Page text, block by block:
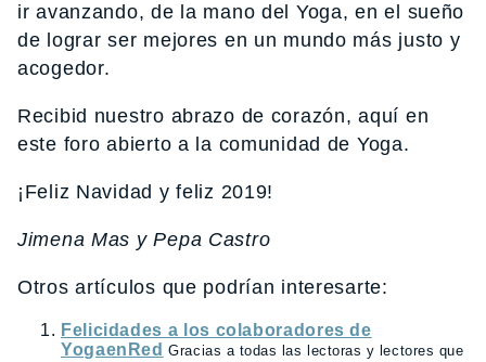
ir avanzando, de la mano del Yoga, en el sueño
de lograr ser mejores en un mundo más justo y
acogedor.
Recibid nuestro abrazo de corazón, aquí en
este foro abierto a la comunidad de Yoga.
¡Feliz Navidad y feliz 2019!
Jimena Mas y Pepa Castro
Otros artículos que podrían interesarte:
Felicidades a los colaboradores de
YogaenRed Gracias a todas las lectoras y lectores que